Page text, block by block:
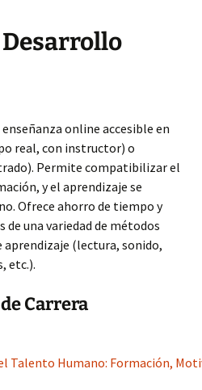
online accesible en
real, con instructor) o
Permite compatibilizar el
y el aprendizaje se
Ofrece ahorro de tiempo y
de una variedad de métodos
(lectura, sonido,
etc.).
Carrera
Talento Humano: Formación,